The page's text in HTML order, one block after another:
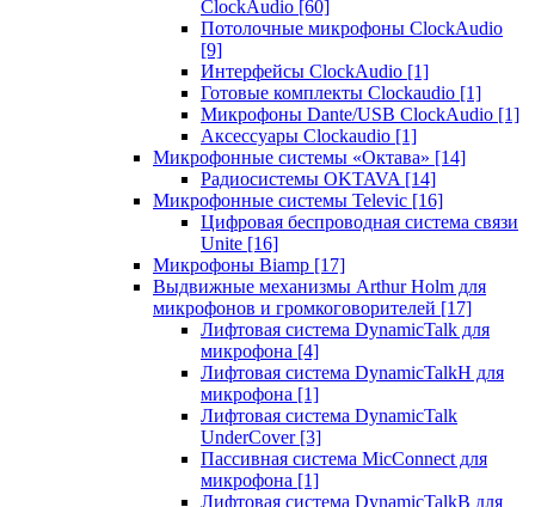
ClockAudio [60]
Потолочные микрофоны ClockAudio
[9]
Интерфейсы ClockAudio [1]
Готовые комплекты Clockaudio [1]
Микрофоны Dante/USB ClockAudio [1]
Аксессуары Clockaudio [1]
Микрофонные системы «Октава» [14]
Радиосистемы OKTAVA [14]
Микрофонные системы Televic [16]
Цифровая беспроводная система связи
Unite [16]
Микрофоны Biamp [17]
Выдвижные механизмы Arthur Holm для
микрофонов и громкоговорителей [17]
Лифтовая система DynamicTalk для
микрофона [4]
Лифтовая система DynamicTalkH для
микрофона [1]
Лифтовая система DynamicTalk
UnderCover [3]
Пассивная система MicConnect для
микрофона [1]
Лифтовая система DynamicTalkB для